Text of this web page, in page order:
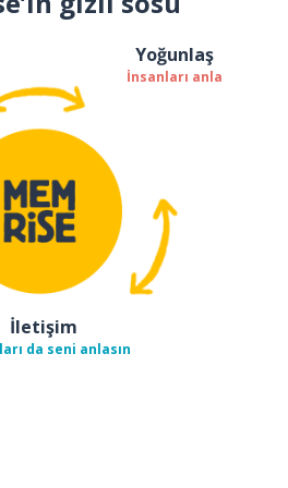
Yoğunlaş
İnsanları anla
İletişim
da seni anlasın